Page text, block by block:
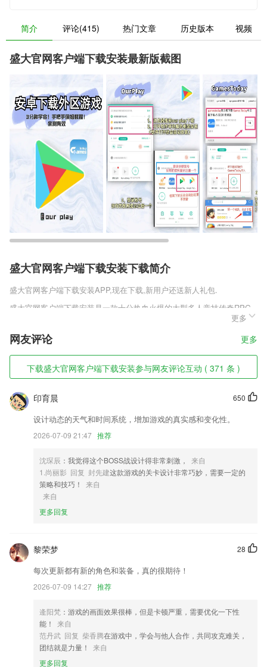
简介 评论(415) 热门文章 历史版本 视频
盛大官网客户端下载安装最新版截图
盛大官网客户端下载安装下载简介
盛大官网客户端下载安装APP,现在下载,新用户还送新人礼包.
盛大官网客户端下载安装是一款十分热血火爆的大型多人竞技传奇RPG
手游，极致高清的游戏界面，全景式的广阔地图，震撼人心的背景音乐，
带领玩家瞬间进入传奇战场，暗黑前传最新版v1.5.1经典战士、法师、道
士铁三角职业组合，创新的合击技玩法，让你感受不一样的传奇世界，感
兴趣的玩家赶紧来趣趣手游网下载体验吧。
盛大官网客户端下载安装软件特色
1,海外包括首尔、大坂、东京等大城市
2,还有空气质量预报、霾预警，出行早计划。
3,用户可以通过该应用更个性化地个性化消息。医药卫生，a养费，交
通，旅游，文化体育教育等服务；
4,自由才是这个年代最珍贵的东西!抛开条条框框,发挥你的无限创意,操作
流畅,助你实现你的艺术构想!
5,以表格的方式查看应用数据库,快速协助开发者数据库开发
6,平台使用起来也非常的方便，不仅可以学习知识还能对自己的知识储备
有进一步的了解。
1.·专注于能力培养，而不只是单一认知
2.丰富的功能，图特设计服务app使用操作简单。
3.·感受高效便捷的字词查询模式，内容的设置都非常精准。
4.每周一个新故事、宝宝不腻烦。新的故事新的体验，新的学习，新的成
长，每周呈送
5.主题丰厚，模拟邮局、摄影棚、化妆间、牧场、游乐园等十余种场景。
6.“我的党建”为用户提供了网上支部功能，为机关、居民区、“两新”组
更多
网友评论 更多
下载盛大官网客户端下载安装参与网友评论互动 ( 371 条 )
650
印育晨
设计动态的天气和时间系统，增加游戏的真实感和变化性。
2026-07-09 21:47 推荐
沈琛辰 ：我觉得这个BOSS战设计得非常刺激，
来自
1.尚丽影 回复 封先建这款游戏的关卡设计非常巧妙，需要一定的
策略和技巧！
来自
来自
更多回复
28
黎荣梦
每次更新都有新的角色和装备，真的很期待！
2026-07-09 14:27 推荐
逄阳梵 ：游戏的画面效果很棒，但是卡顿严重，需要优化一下性
能！
来自
范丹武 回复 柴香腾在游戏中，学会与他人合作，共同攻克难关，
团结就是力量！
来自
更多回复